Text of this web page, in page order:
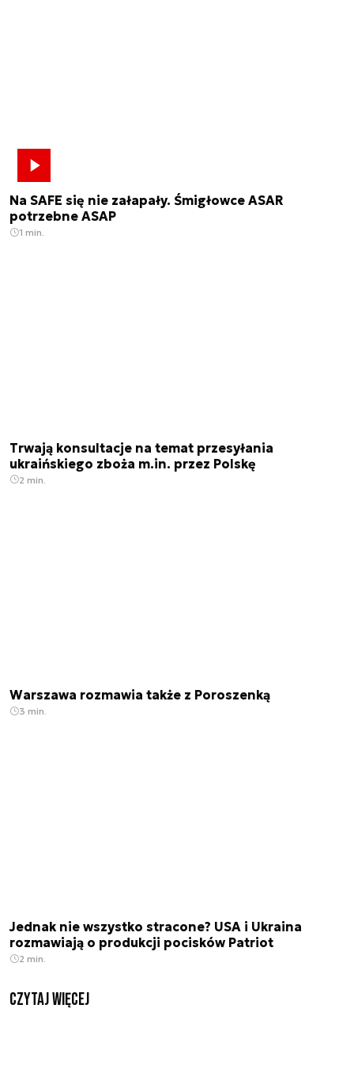
Na SAFE się nie załapały. Śmigłowce ASAR
potrzebne ASAP
1 min.
Trwają konsultacje na temat przesyłania
ukraińskiego zboża m.in. przez Polskę
2 min.
Warszawa rozmawia także z Poroszenką
3 min.
Jednak nie wszystko stracone? USA i Ukraina
rozmawiają o produkcji pocisków Patriot
2 min.
czytaj więcej